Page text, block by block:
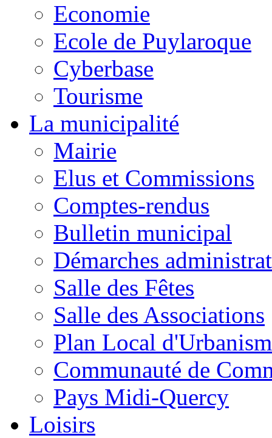
Economie
Ecole de Puylaroque
Cyberbase
Tourisme
La municipalité
Mairie
Elus et Commissions
Comptes-rendus
Bulletin municipal
Démarches
Salle des Fêtes
Salle des Associations
Plan Local
Communauté de
Pays Midi-Quercy
Loisirs